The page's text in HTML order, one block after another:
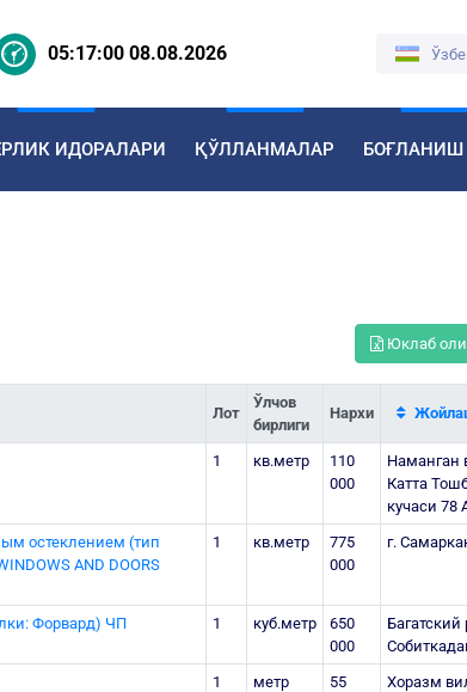
05:17:00 08.08.2026
ИДОРАЛАРИ ҚЎЛЛАНМАЛАР БОҒЛАНИШ
Юклаб
Лот
Ўлчов
бирлиги
Нархи
1 кв.метр
110
000
Наманган
Катта
кучаси 78
остеклением (тип
AND DOORS
1 кв.метр
775
000
г.
Форвард) ЧП
1 куб.метр
650
000
1 метр
55
Хоразм